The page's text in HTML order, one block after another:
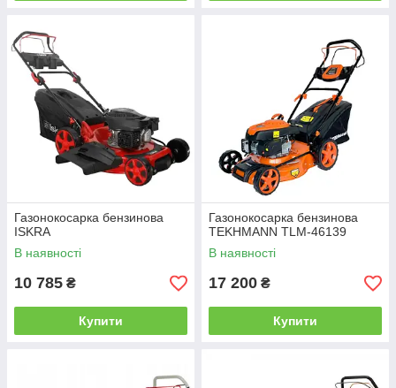
Газонокосарка бензинова
ISKRA
В наявності
10 785 ₴
Купити
Газонокосарка бензинова
TEKHMANN TLM-46139
В наявності
17 200 ₴
Купити